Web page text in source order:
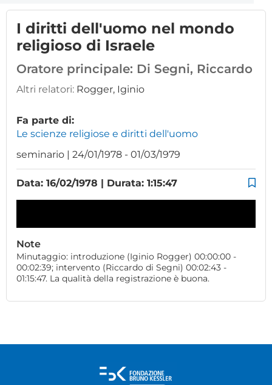
I diritti dell'uomo nel mondo
religioso di Israele
Oratore principale: Di Segni, Riccardo
Altri relatori: Rogger, Iginio
Fa parte di:
Le scienze religiose e diritti dell'uomo
seminario | 24/01/1978 - 01/03/1979
Data: 16/02/1978 | Durata: 1:15:47
Note
Minutaggio: introduzione (Iginio Rogger) 00:00:00 -
00:02:39; intervento (Riccardo di Segni) 00:02:43 -
01:15:47. La qualità della registrazione è buona.